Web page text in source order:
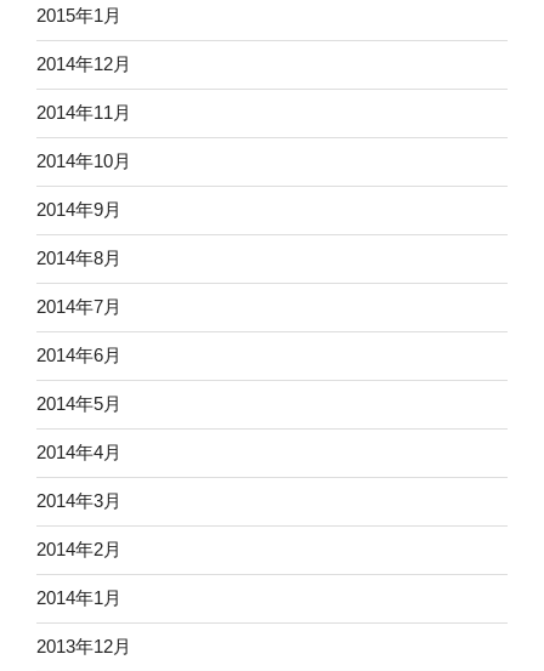
2015年1月
2014年12月
2014年11月
2014年10月
2014年9月
2014年8月
2014年7月
2014年6月
2014年5月
2014年4月
2014年3月
2014年2月
2014年1月
2013年12月